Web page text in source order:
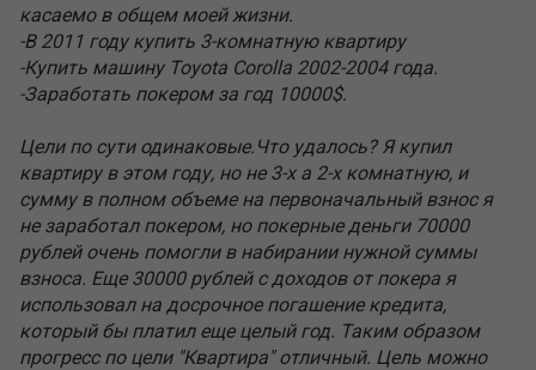
касаемо в общем моей жизни.
-В 2011 году купить 3-комнатную квартиру
-Купить машину Toyota Corolla 2002-2004 года.
-Заработать покером за год 10000$.
Цели по сути одинаковые.Что удалось? Я купил
квартиру в этом году, но не 3-х а 2-х комнатную, и
сумму в полном объеме на первоначальный взнос я
не заработал покером, но покерные деньги 70000
рублей очень помогли в набирании нужной суммы
взноса. Еще 30000 рублей с доходов от покера я
использовал на досрочное погашение кредита,
который бы платил еще целый год. Таким образом
прогресс по цели "Квартира" отличный. Цель можно